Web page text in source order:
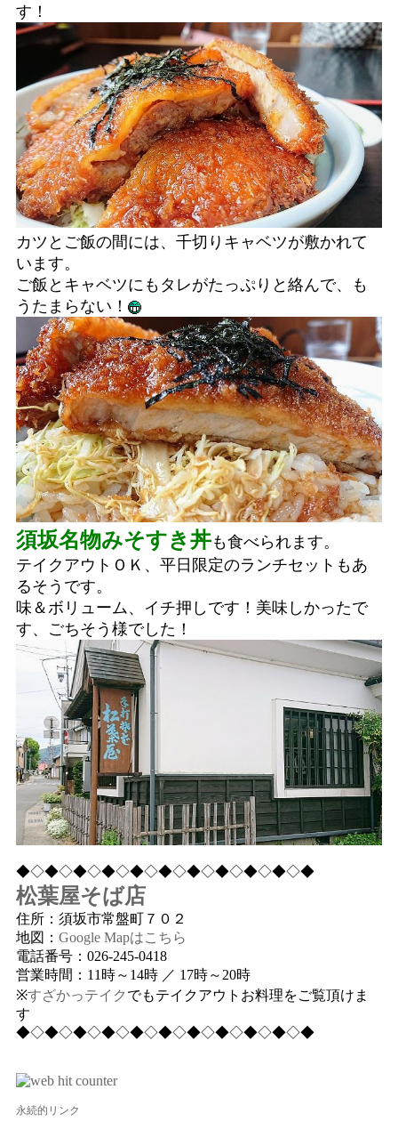
す！
カツとご飯の間には、千切りキャベツが敷かれて
います。
ご飯とキャベツにもタレがたっぷりと絡んで、も
うたまらない！
須坂名物みそすき丼も食べられます。
テイクアウトＯＫ、平日限定のランチセットもあ
るそうです。
味＆ボリューム、イチ押しです！美味しかったで
す、ごちそう様でした！
◆◇◆◇◆◇◆◇◆◇◆◇◆◇◆◇◆◇◆◇◆
松葉屋そば店
住所：須坂市常盤町７０２
地図：Google Mapはこちら
電話番号：026-245-0418
営業時間：11時～14時 ／ 17時～20時
※すざかっテイク でもテイクアウトお料理をご覧頂けま
す
◆◇◆◇◆◇◆◇◆◇◆◇◆◇◆◇◆◇◆◇◆
永続的リンク